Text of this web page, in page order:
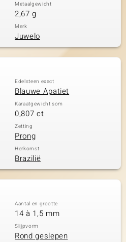
Metaalgewicht
2,67 g
Merk
Juwelo
Edelsteen exact
Blauwe Apatiet
Karaatgewicht som
0,807 ct
Zetting
Prong
Herkomst
Brazilië
Aantal en grootte
14 à 1,5 mm
Slijpvorm
Rond geslepen